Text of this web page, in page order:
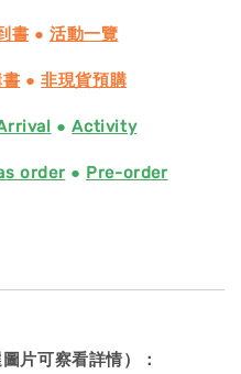
書 ●活動一覽
●非現貨預購
●Activity
order● Pre-order
片可察看詳情）：